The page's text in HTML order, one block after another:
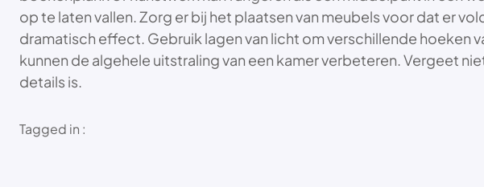
op te laten vallen. Zorg er bij het plaatsen van meubels voor dat er
dramatisch effect. Gebruik lagen van licht om verschillende hoeken
kunnen de algehele uitstraling van een kamer verbeteren. Vergeet
details is.
Tagged in :